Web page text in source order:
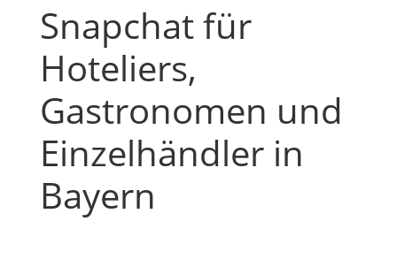
Snapchat für
Hoteliers,
Gastronomen und
Einzelhändler in
Bayern